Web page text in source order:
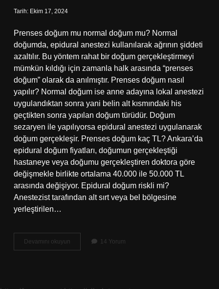
Tarih: Ekim 17, 2024
Prenses doğum mu normal doğum mu? Normal
doğumda, epidural anestezi kullanılarak ağrının şiddeti
azaltılır. Bu yöntem rahat bir doğum gerçekleştirmeyi
mümkün kıldığı için zamanla halk arasında “prenses
doğum” olarak da anılmıştır. Prenses doğum nasıl
yapılır? Normal doğum ise anne adayına lokal anestezi
uygulandıktan sonra yani belin alt kısmındaki his
geçtikten sonra yapılan doğum türüdür. Doğum
sezaryen ile yapılıyorsa epidural anestezi uygulanarak
doğum gerçekleşir. Prenses doğum kaç TL? Ankara’da
epidural doğum fiyatları, doğumun gerçekleştiği
hastaneye veya doğumu gerçekleştiren doktora göre
değişmekle birlikte ortalama 40.000 ile 50.000 TL
arasında değişiyor. Epidural doğum riskli mi?
Anestezist tarafından alt sırt veya bel bölgesine
yerleştirilen…
Devamını okuyun Prenses
Doğum
14 Yorum